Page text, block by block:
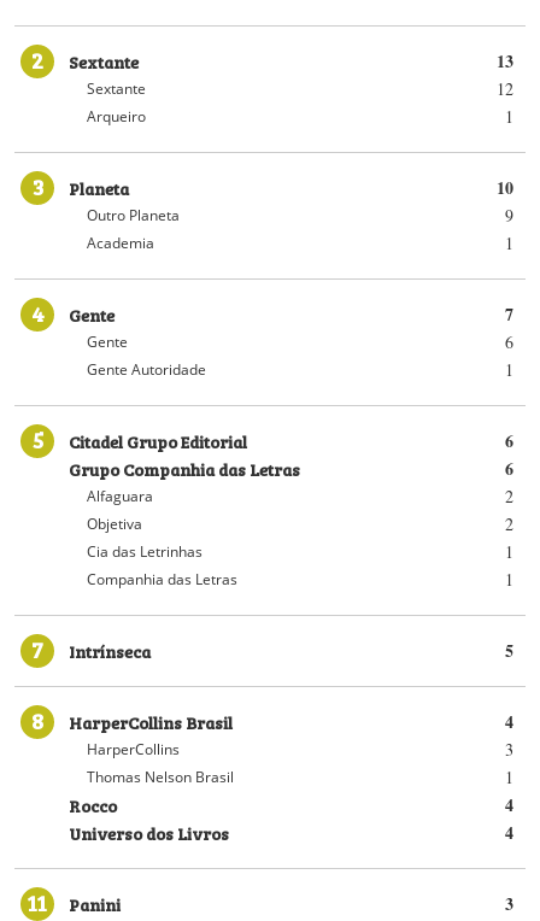
2 13
Sextante
12
Sextante
1
Arqueiro
3 10
Planeta
9
Outro Planeta
1
Academia
4 7
Gente
6
Gente
1
Gente Autoridade
5 6
Citadel Grupo Editorial
6
Grupo Companhia das Letras
2
Alfaguara
2
Objetiva
1
Cia das Letrinhas
1
Companhia das Letras
7 5
Intrínseca
8 4
HarperCollins Brasil
3
HarperCollins
1
Thomas Nelson Brasil
4
Rocco
4
Universo dos Livros
11 3
Panini